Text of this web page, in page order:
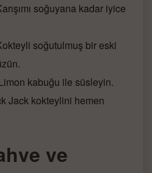
soğuyana kadar iyice
soğutulmuş bir eski
kabuğu ile süsleyin.
Jack kokteylini hemen
ve